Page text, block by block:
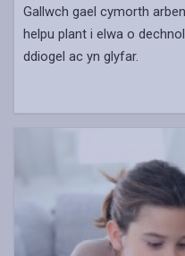
Gallwch gael cymorth
helpu plant i elwa o
ddiogel ac yn glyfar.